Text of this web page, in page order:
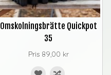
Omskolningsbrätte Quickpot
35
Pris 89,00 kr